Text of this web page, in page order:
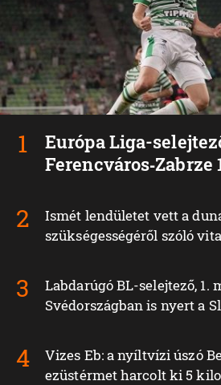
Európa Liga-
Ferencváros‑Zabrze
Ismét lendületet vett a
szükségességéről szóló vita
Labdarúgó BL-selejtező, 1.
Svédországban is nyert a
Vizes Eb: a nyíltvízi úszó
ezüstérmet harcolt ki 5